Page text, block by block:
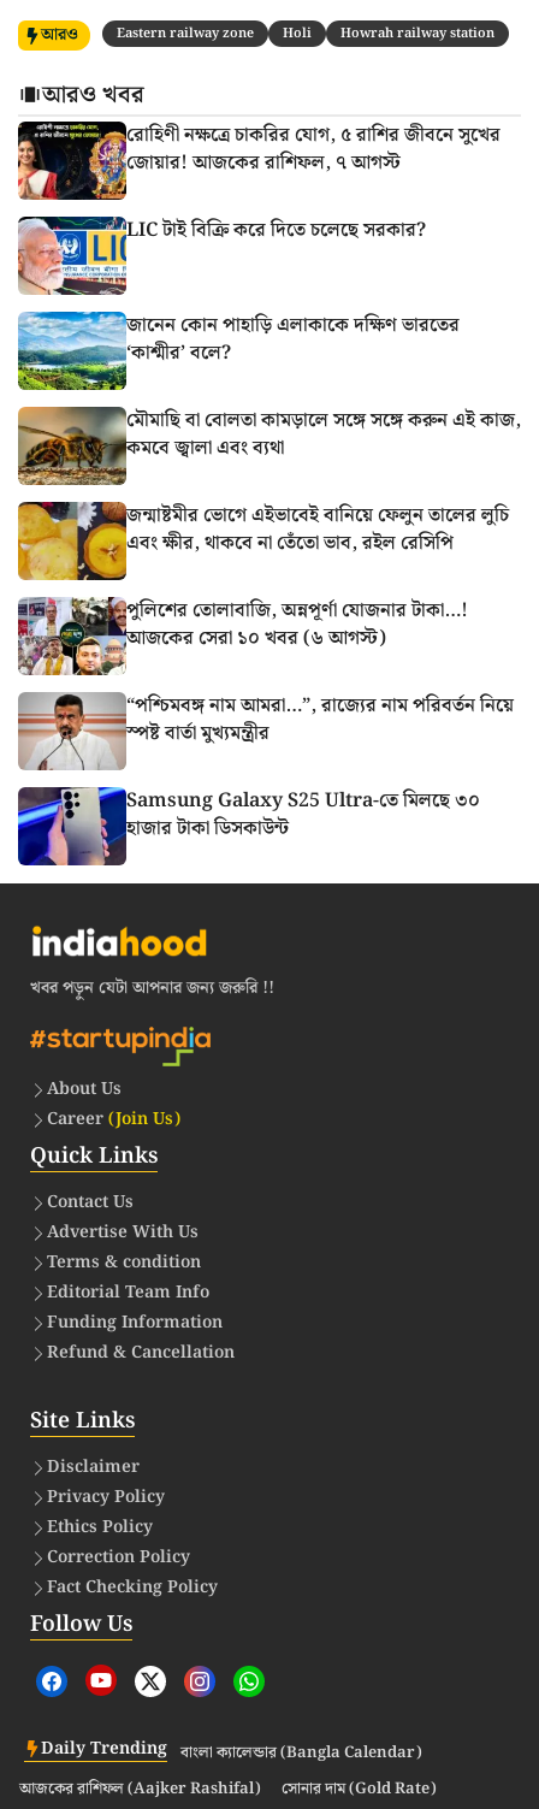
আরও Eastern railway zone Holi Howrah railway station
আরও খবর
রোহিণী নক্ষত্রে চাকরির যোগ, ৫ রাশির জীবনে সুখের
জোয়ার! আজকের রাশিফল, ৭ আগস্ট
LIC টাই বিক্রি করে দিতে চলেছে সরকার?
জানেন কোন পাহাড়ি এলাকাকে দক্ষিণ ভারতের
‘কাশ্মীর’ বলে?
মৌমাছি বা বোলতা কামড়ালে সঙ্গে সঙ্গে করুন এই কাজ,
কমবে জ্বালা এবং ব্যথা
জন্মাষ্টমীর ভোগে এইভাবেই বানিয়ে ফেলুন তালের লুচি
এবং ক্ষীর, থাকবে না তেঁতো ভাব, রইল রেসিপি
পুলিশের তোলাবাজি, অন্নপূর্ণা যোজনার টাকা…!
আজকের সেরা ১০ খবর (৬ আগস্ট)
“পশ্চিমবঙ্গ নাম আমরা…”, রাজ্যের নাম পরিবর্তন নিয়ে
স্পষ্ট বার্তা মুখ্যমন্ত্রীর
Samsung Galaxy S25 Ultra-তে মিলছে ৩০
হাজার টাকা ডিসকাউন্ট
খবর পড়ুন যেটা আপনার জন্য জরুরি !!
About Us
Career(Join Us)
Quick Links
Contact Us
Advertise With Us
Terms & condition
Editorial Team Info
Funding Information
Refund & Cancellation
Site Links
Disclaimer
Privacy Policy
Ethics Policy
Correction Policy
Fact Checking Policy
Follow Us
Daily Trending বাংলা ক্যালেন্ডার (Bangla Calendar)
আজকের রাশিফল (Aajker Rashifal)
সোনার দাম (Gold Rate)